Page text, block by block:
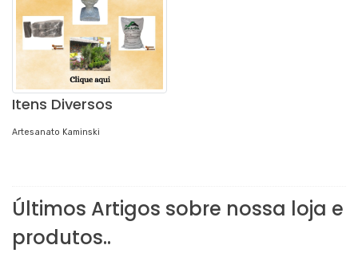
Itens Diversos
Artesanato Kaminski
Últimos Artigos sobre nossa loja e
produtos..